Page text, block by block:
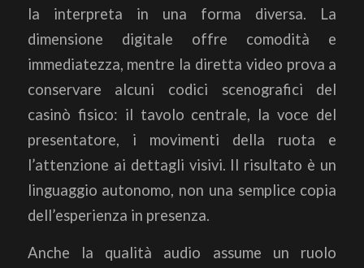
la interpreta in una forma diversa. La
dimensione digitale offre comodità e
immediatezza, mentre la diretta video prova a
conservare alcuni codici scenografici del
casinò fisico: il tavolo centrale, la voce del
presentatore, i movimenti della ruota e
l’attenzione ai dettagli visivi. Il risultato è un
linguaggio autonomo, non una semplice copia
dell’esperienza in presenza.
Anche la qualità audio assume un ruolo